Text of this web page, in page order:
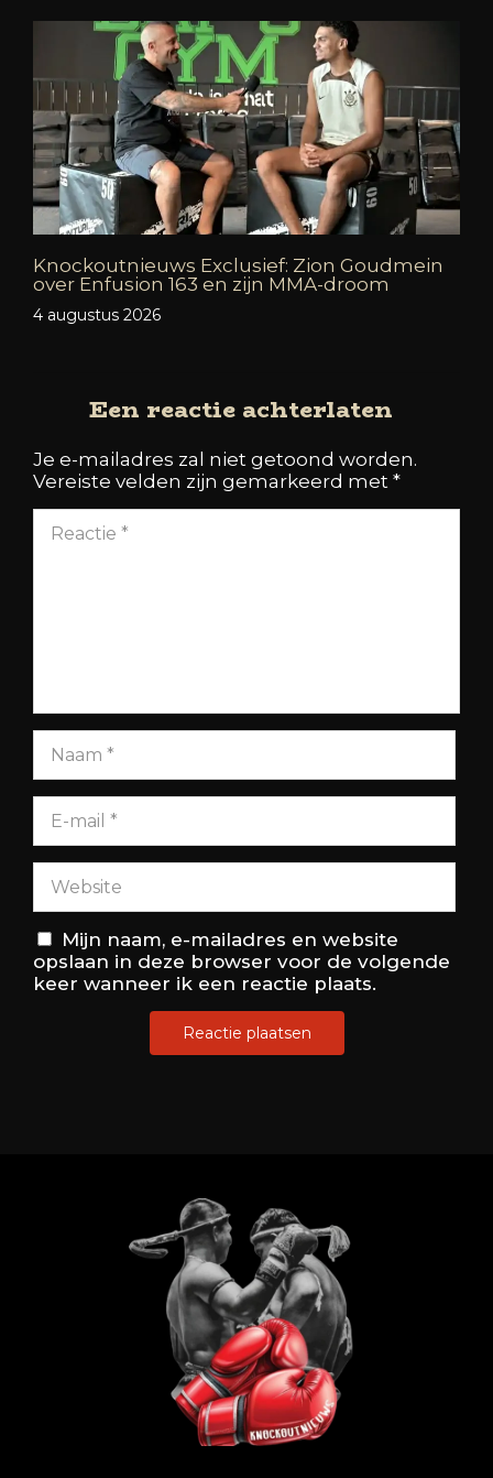
Knockoutnieuws Exclusief: Zion Goudmein
over Enfusion 163 en zijn MMA-droom
4 augustus 2026
Een reactie achterlaten
Je e-mailadres zal niet getoond worden.
Vereiste velden zijn gemarkeerd met *
Mijn naam, e-mailadres en website
opslaan in deze browser voor de volgende
keer wanneer ik een reactie plaats.